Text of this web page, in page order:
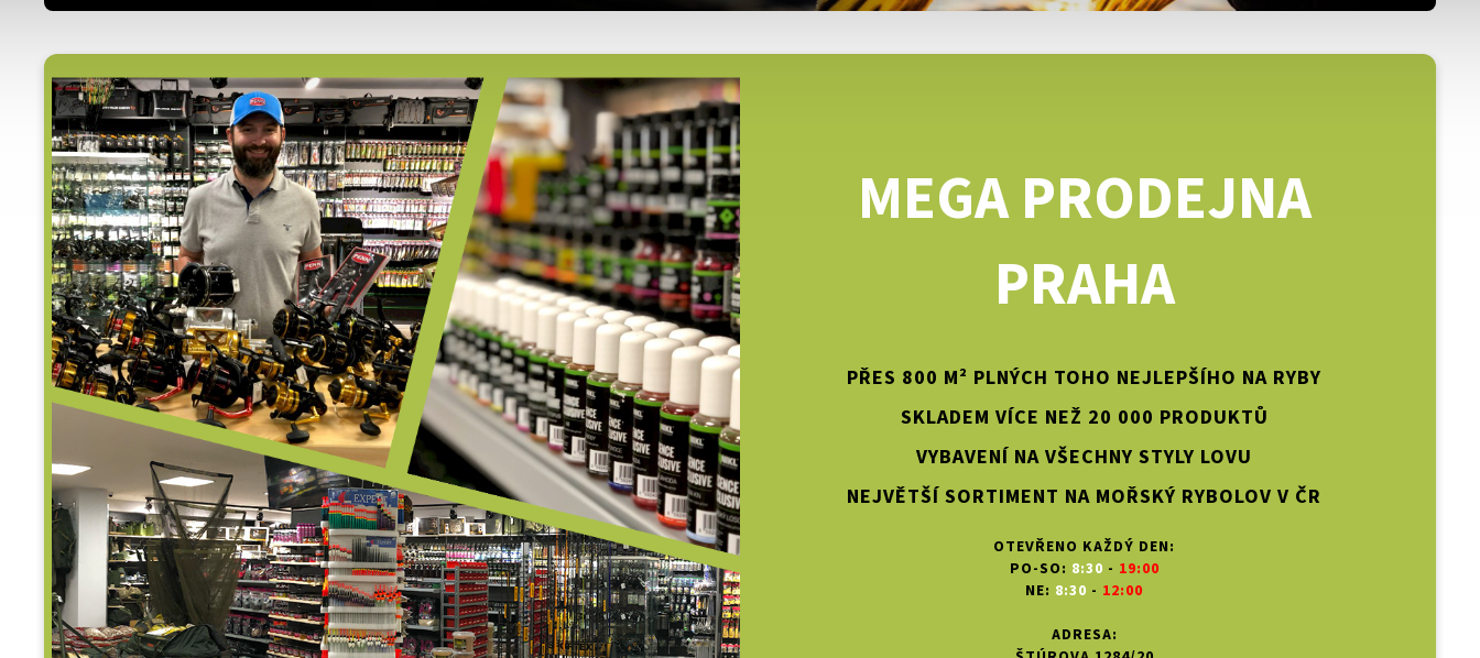
MEGA PRODEJNA
PRAHA
PŘES 800 M² PLNÝCH TOHO NEJLEPŠÍHO NA RYBY
SKLADEM VÍCE NEŽ 20 000 PRODUKTŮ
VYBAVENÍ NA VŠECHNY STYLY LOVU
NEJVĚTŠÍ SORTIMENT NA MOŘSKÝ RYBOLOV V ČR
OTEVŘENO KAŽDÝ DEN:
PO-SO: 8:30 - 19:00
NE: 8:30 - 12:00
ADRESA: